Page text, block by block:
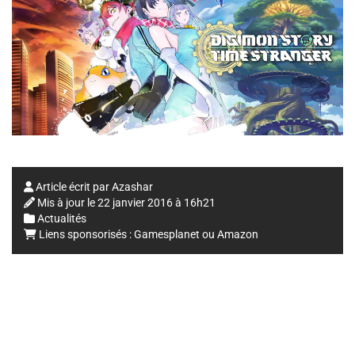
Article écrit parAzashar
Mis à jour le22 janvier 2016 à 16h21
Actualités
Liens sponsorisés :Gamesplanet ou Amazon